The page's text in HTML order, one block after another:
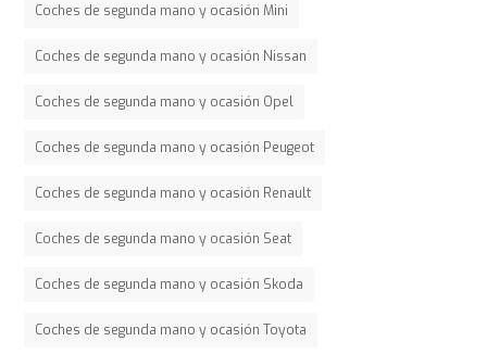
Coches de segunda mano y ocasión Mini
Coches de segunda mano y ocasión Nissan
Coches de segunda mano y ocasión Opel
Coches de segunda mano y ocasión Peugeot
Coches de segunda mano y ocasión Renault
Coches de segunda mano y ocasión Seat
Coches de segunda mano y ocasión Skoda
Coches de segunda mano y ocasión Toyota